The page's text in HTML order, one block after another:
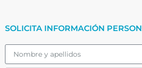
SOLICITA INFORMACIÓN